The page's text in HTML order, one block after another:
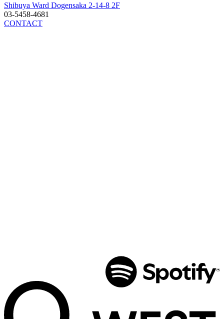
Shibuya Ward Dogensaka 2-14-8 2F
03-5458-4681
CONTACT